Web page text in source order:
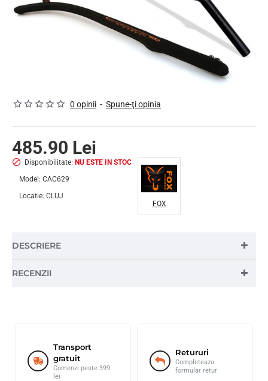
NU ESTE IN STOC 0 opinii - Spune-ţi opinia
485.90 Lei
Disponibilitate: NU ESTE IN STOC
Model: CAC629
Locatie: CLUJ
FOX
DESCRIERE
RECENZII
Transport
gratuit
Comenzi peste 399
lei
Retururi
Completeaza
formular retur